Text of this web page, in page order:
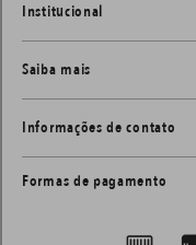
Institucional
Saiba mais
Informações de contato
Formas de pagamento